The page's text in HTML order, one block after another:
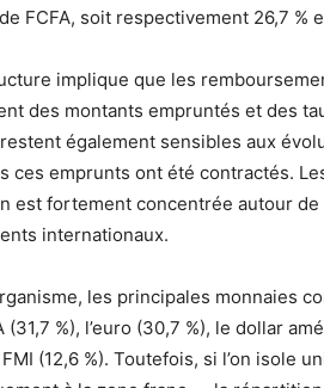
FCFA, soit respectivement 26,7 %
implique que les
des montants empruntés et des
également sensibles aux
ces emprunts ont été contractés.
est fortement concentrée autour
internationaux.
les principales monnaies
(31,7 %), l’euro (30,7 %), le dollar
(12,6 %). Toutefois, si l’on